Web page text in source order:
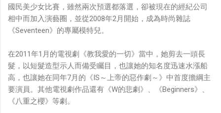
國民美少女比賽，雖然兩次預選都落選，卻被現在的經紀公司
相中而加入演藝圈，並從2008年2月開始，成為時尚雜誌
《Seventeen》的專屬模特兒。
在2011年1月的電視劇《教我愛的一切》當中，她剪去一頭長
髮，以短髮造型示人而備受矚目，也讓她的知名度迅速水漲船
高，也讓她在同年7月的《IS～上帝的惡作劇～》中首度擔綱主
要演員。其他電視劇作品還有《W的悲劇》、《Beginners》、
《八重之櫻》等劇。